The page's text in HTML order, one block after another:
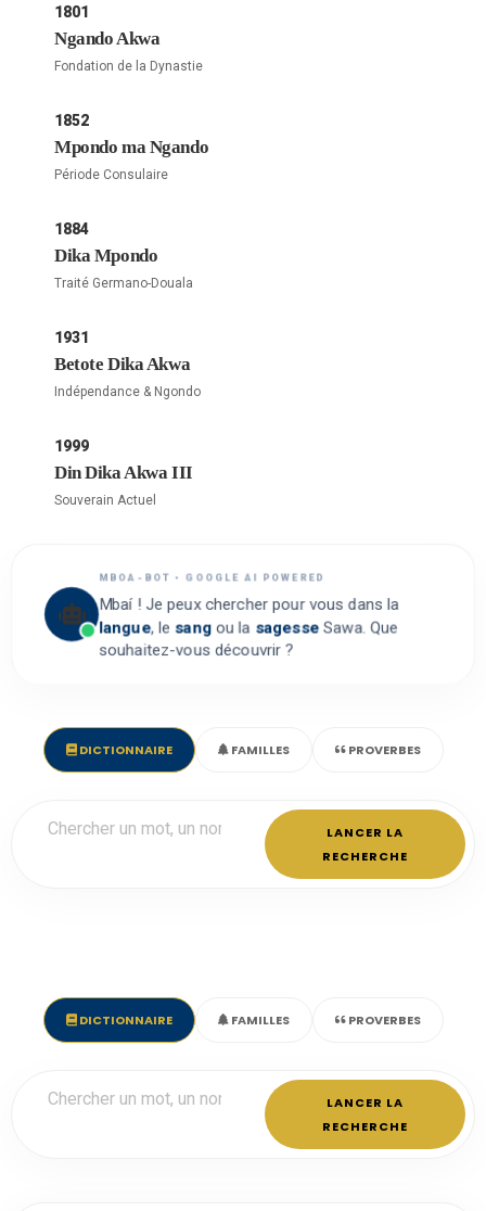
1801
Ngando Akwa
Fondation de la Dynastie
1852
Mpondo ma Ngando
Période Consulaire
1884
Dika Mpondo
Traité Germano-Douala
1931
Betote Dika Akwa
Indépendance & Ngondo
1999
Din Dika Akwa III
Souverain Actuel
MBOA-BOT • GOOGLE AI POWERED
Mbaí ! Je peux chercher pour vous dans la
langue, le sangou la sagesse Sawa. Que
souhaitez-vous découvrir ?
DICTIONNAIRE FAMILLES PROVERBES
LANCER LA
RECHERCHE
DICTIONNAIRE FAMILLES PROVERBES
LANCER LA
RECHERCHE